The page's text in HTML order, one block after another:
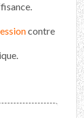
contre